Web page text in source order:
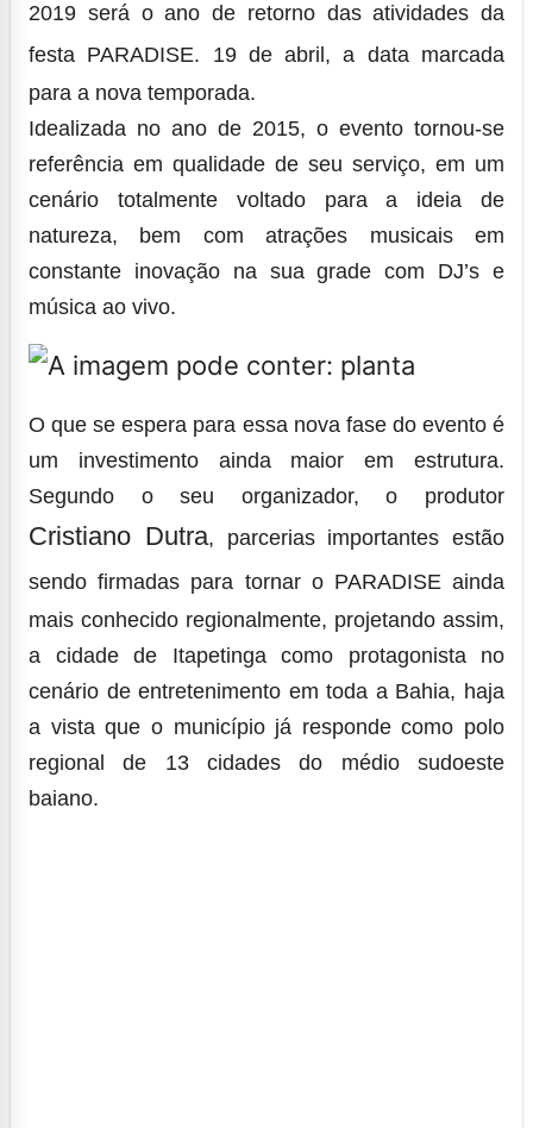
2019 será o ano de retorno das atividades da
festa PARADISE. 19 de abril, a data marcada
para a nova temporada.
Idealizada no ano de 2015, o evento tornou-se
referência em qualidade de seu serviço, em um
cenário totalmente voltado para a ideia de
natureza, bem com atrações musicais em
constante inovação na sua grade com DJ’s e
música ao vivo.
O que se espera para essa nova fase do evento é
um investimento ainda maior em estrutura.
Segundo o seu organizador, o produtor
Cristiano Dutra, parcerias importantes estão
sendo firmadas para tornar o PARADISEainda
mais conhecido regionalmente, projetando assim,
a cidade de Itapetinga como protagonista no
cenário de entretenimento em toda a Bahia, haja
a vista que o município já responde como polo
regional de 13 cidades do médio sudoeste
baiano.